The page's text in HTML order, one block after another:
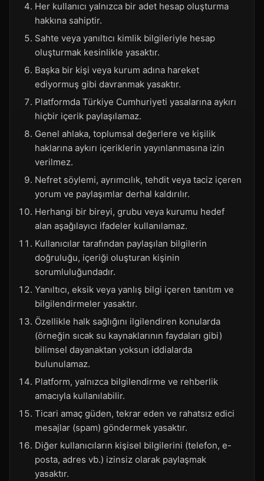
Her kullanıcı yalnızca bir adet hesap oluşturma
hakkına sahiptir.
Sahte veya yanıltıcı kimlik bilgileriyle hesap
oluşturmak kesinlikle yasaktır.
Başka bir kişi veya kurum adına hareket
ediyormuş gibi davranmak yasaktır.
Platformda Türkiye Cumhuriyeti yasalarına aykırı
hiçbir içerik paylaşılamaz.
Genel ahlaka, toplumsal değerlere ve kişilik
haklarına aykırı içeriklerin yayınlanmasına izin
verilmez.
Nefret söylemi, ayrımcılık, tehdit veya taciz içeren
yorum ve paylaşımlar derhal kaldırılır.
Herhangi bir bireyi, grubu veya kurumu hedef
alan aşağılayıcı ifadeler kullanılamaz.
Kullanıcılar tarafından paylaşılan bilgilerin
doğruluğu, içeriği oluşturan kişinin
sorumluluğundadır.
Yanıltıcı, eksik veya yanlış bilgi içeren tanıtım ve
bilgilendirmeler yasaktır.
Özellikle halk sağlığını ilgilendiren konularda
(örneğin sıcak su kaynaklarının faydaları gibi)
bilimsel dayanaktan yoksun iddialarda
bulunulamaz.
Platform, yalnızca bilgilendirme ve rehberlik
amacıyla kullanılabilir.
Ticari amaç güden, tekrar eden ve rahatsız edici
mesajlar (spam) göndermek yasaktır.
Diğer kullanıcıların kişisel bilgilerini (telefon, e-
posta, adres vb.) izinsiz olarak paylaşmak
yasaktır.